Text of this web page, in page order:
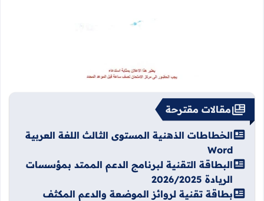
مقالات مقترحة
الخطاطات الذهنية المستوى الثالث اللغة العربية
Word
البطاقة التقنية لبرنامج الدعم الممتد بمؤسسات
الريادة 2026/2025
بطاقة تقنية لروائز الموضعة والدعم المكثف